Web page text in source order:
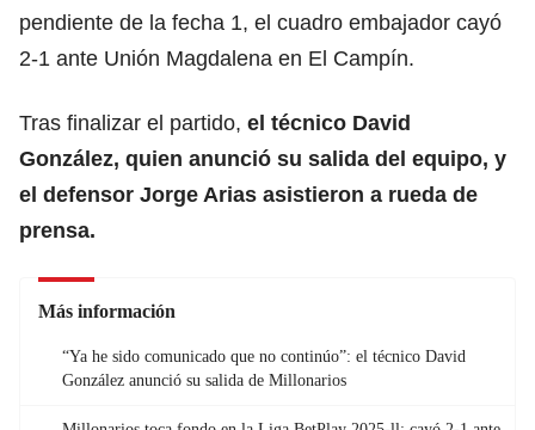
pendiente de la fecha 1, el cuadro embajador cayó
2-1 ante Unión Magdalena en El Campín.
Tras finalizar el partido, el técnico David
González, quien anunció su salida del equipo, y
el defensor Jorge Arias asistieron a rueda de
prensa.
Más información
“Ya he sido comunicado que no continúo”: el técnico David
González anunció su salida de Millonarios